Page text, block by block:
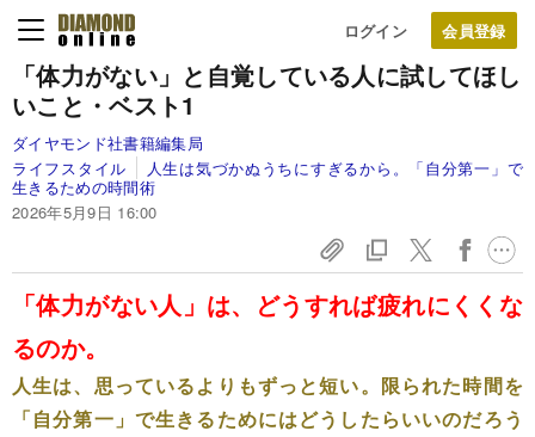
ログイン
「体力がない」と自覚している人に試してほし
いこと・ベスト1
ダイヤモンド社書籍編集局
ライフスタイル
人生は気づかぬうちにすぎるから。「自分第一」で
生きるための時間術
2026年5月9日 16:00
「体力がない人」は、どうすれば疲れにくくな
るのか。
人生は、思っているよりもずっと短い。限られた時間を
「自分第一」で生きるためにはどうしたらいいのだろう